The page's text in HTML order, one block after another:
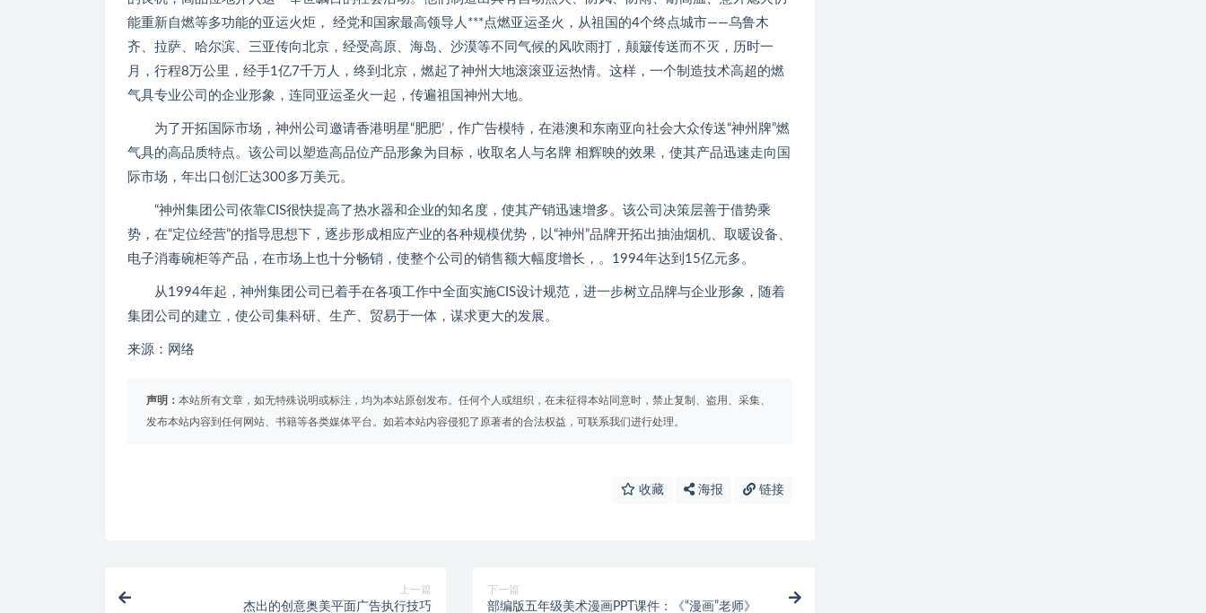
能重新自燃等多功能的亚运火炬， 经党和国家最高领导人***点燃亚运圣火，从祖国的4个终点城市——乌鲁木
齐、拉萨、哈尔滨、三亚传向北京，经受高原、海岛、沙漠等不同气候的风吹雨打，颠簸传送而不灭，历时一
月，行程8万公里，经手1亿7千万人，终到北京，燃起了神州大地滚滚亚运热情。这样，一个制造技术高超的燃
气具专业公司的企业形象，连同亚运圣火一起，传遍祖国神州大地。
为了开拓国际市场，神州公司邀请香港明星“肥肥’，作广告模特，在港澳和东南亚向社会大众传送“神州牌”燃
气具的高品质特点。该公司以塑造高品位产品形象为目标，收取名人与名牌 相辉映的效果，使其产品迅速走向国
际市场，年出口创汇达300多万美元。
“神州集团公司依靠CIS很快提高了热水器和企业的知名度，使其产销迅速增多。该公司决策层善于借势乘
势，在“定位经营”的指导思想下，逐步形成相应产业的各种规模优势，以“神州”品牌开拓出抽油烟机、取暖设备、
电子消毒碗柜等产品，在市场上也十分畅销，使整个公司的销售额大幅度增长，。1994年达到15亿元多。
从1994年起，神州集团公司已着手在各项工作中全面实施CIS设计规范，进一步树立品牌与企业形象，随着
集团公司的建立，使公司集科研、生产、贸易于一体，谋求更大的发展。
来源：网络
声明： 本站所有文章，如无特殊说明或标注，均为本站原创发布。任何个人或组织，在未征得本站同意时，禁止复制、盗用、采集、
发布本站内容到任何网站、书籍等各类媒体平台。如若本站内容侵犯了原著者的合法权益，可联系我们进行处理。
收藏 海报 链接
上一篇
杰出的创意奥美平面广告执行技巧
下一篇
部编版五年级美术漫画PPT课件：《“漫画”老师》